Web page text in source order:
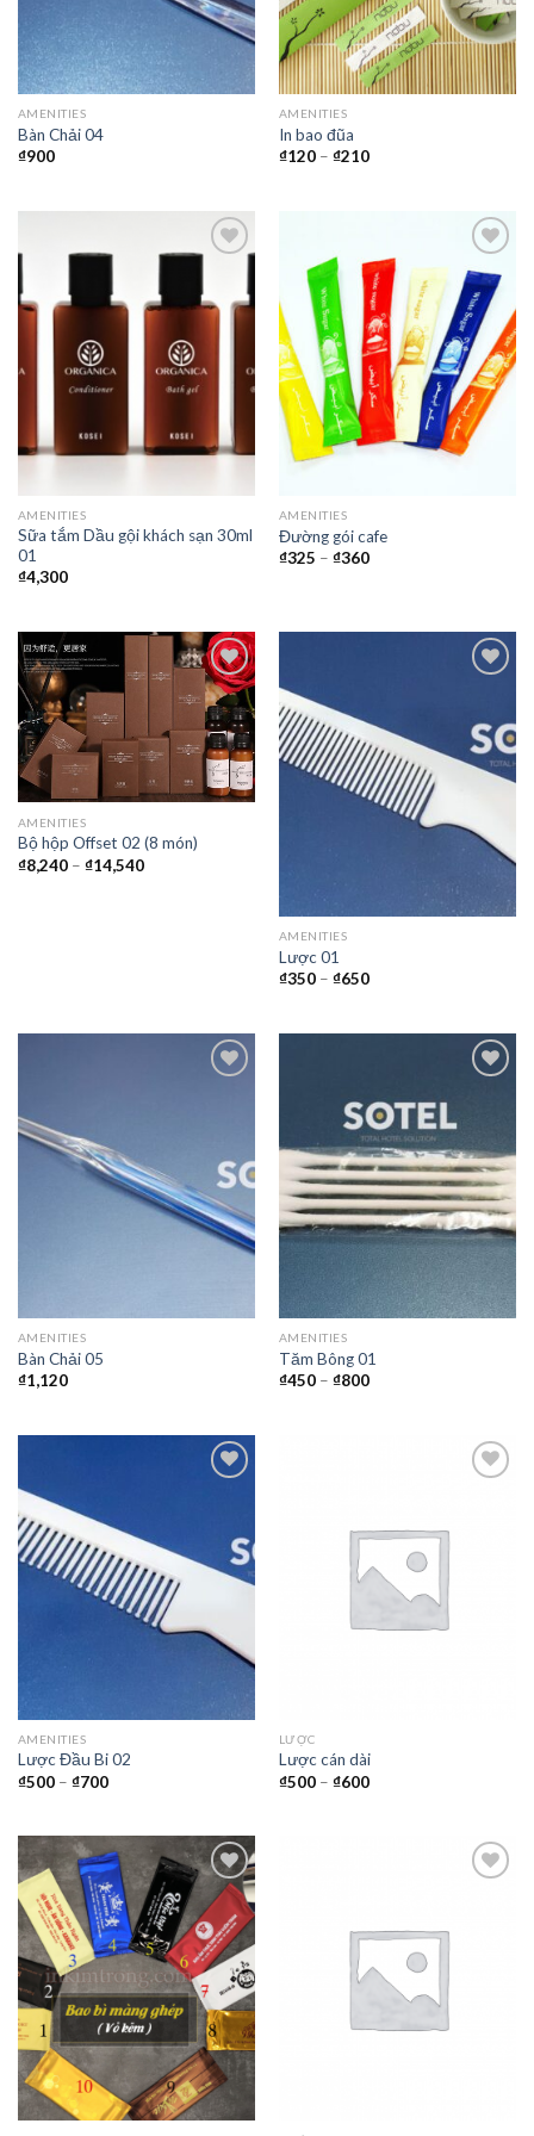
AMENITIES
Bàn Chải 04
₫900
AMENITIES
In bao đũa
₫120– ₫210
yêu
thích
AMENITIES
Sữa tắm Dầu gội khách sạn 30ml
01
₫4,300
Thêm
vào
yêu
thích
AMENITIES
Đường gói cafe
₫325 – ₫360
Thêm
vào
yêu
thích
AMENITIES
Bộ hộp Offset 02 (8 món)
₫8,240– ₫14,540
yêu
thích
AMENITIES
Lược 01
₫350– ₫650
AMENITIES
Bàn Chải 05
₫1,120
AMENITIES
Tăm Bông 01
₫450– ₫800
thích
AMENITIES
Lược Đầu Bi 02
₫500– ₫700
LƯỢC
Lược cán dài
₫500– ₫600
Thêm
vào
yêu
thích